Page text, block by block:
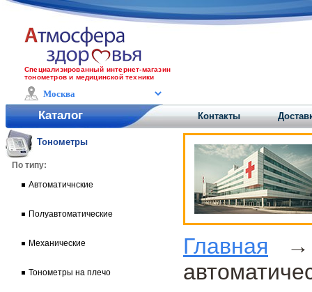
Специализированный интернет-магазин
тонометров и медицинской техники
Каталог Контакты
Тонометры
По типу:
Автоматичнские
Полуавтоматические
Механические
Тонометры на плечо
Главная